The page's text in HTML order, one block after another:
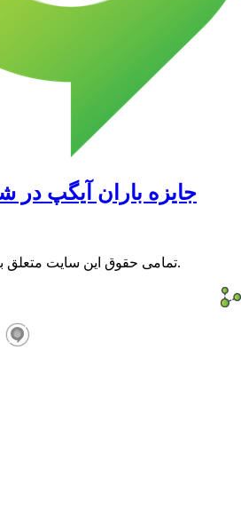
جایزه باران آیگپ در
تمامی حقوق این سایت متعلق به پیام رسان آیگپ می باشد.